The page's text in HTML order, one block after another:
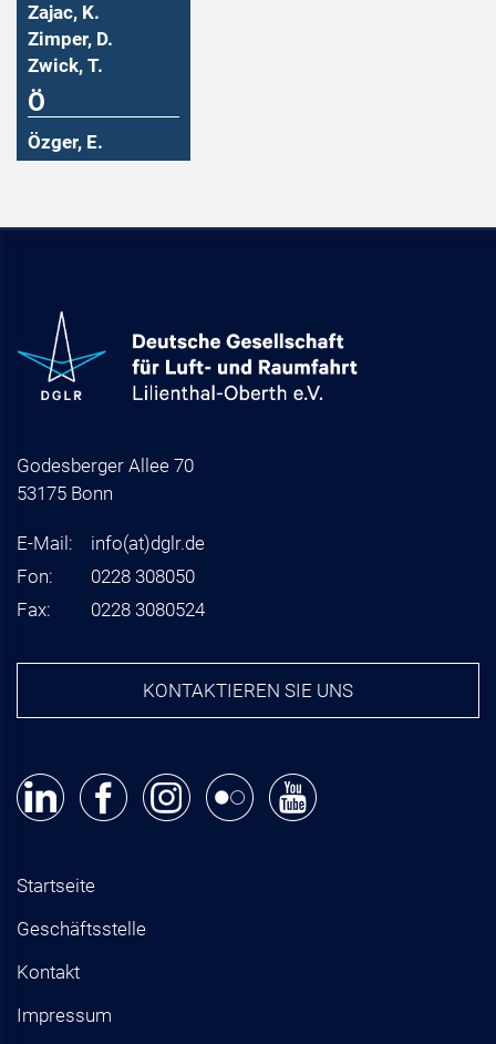
Zajac, K.
Zimper, D.
Zwick, T.
Ö
Özger, E.
Godesberger Allee 70
53175 Bonn
E-Mail: info(at)dglr.de
Fon:
0228 308050
Fax:
0228 3080524
KONTAKTIEREN SIE UNS
Startseite
Geschäftsstelle
Kontakt
Impressum